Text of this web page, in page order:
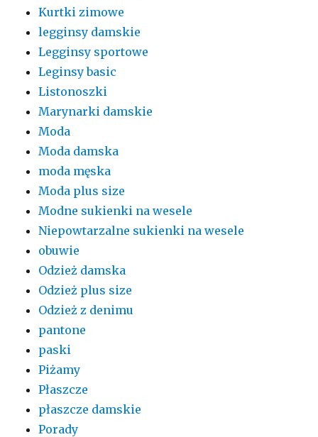
Kurtki zimowe
legginsy damskie
Legginsy sportowe
Leginsy basic
Listonoszki
Marynarki damskie
Moda
Moda damska
moda męska
Moda plus size
Modne sukienki na wesele
Niepowtarzalne sukienki na wesele
obuwie
Odzież damska
Odzież plus size
Odzież z denimu
pantone
paski
Piżamy
Płaszcze
płaszcze damskie
Porady